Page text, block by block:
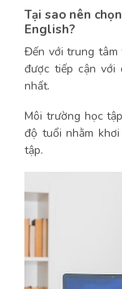
Tại sao nên
English?
Đến với trung tâm
được tiếp cận với
nhất.
Môi trường học
độ tuổi nhằm
tập.